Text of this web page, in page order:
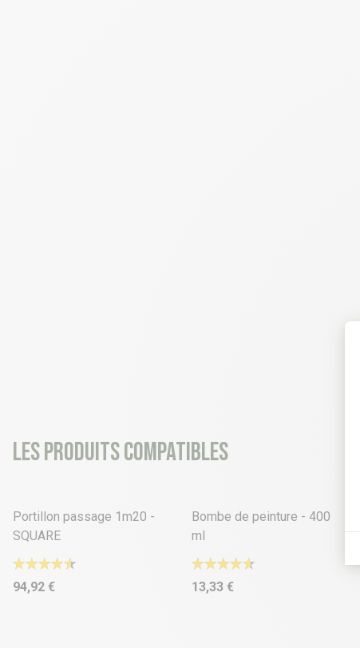
Les produits compatibles
Portillon passage 1m20 -
SQUARE
94,92 €
Bombe de peinture - 400
ml
13,33 €